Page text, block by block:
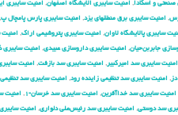
صنعتی و اسکادا, امنیت سایبری الایشگاه اصفهان, امنیت سایبری
, امنیت سایبری برق منطقهای یزد, امنیت سایبری پارس پامچال پ,
سایبری پالایشگاه لاوان, امنیت سایبری پتروشیمی اراک,
جابربن‌حیان, امنیت سایبری داروسازی عبیدی, امنیت
امنیت سایبری سد امیرکبیر , امنیت سایبری سد بازفت, امنیت
, امنیت سایبری سد تنظیمی زاینده رود, امنیت سایبری سد تنظیمی
امنیت سایبری سد خداآفرین, امنیت سایبری سد خرسان-۱ , امنیت
سد دوستی, امنیت سایبری سد رئیس‌علی دلواری, امنیت